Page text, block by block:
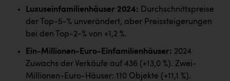
Karin Liedl
KEBA
KIWI Kinderwunsch Institut Dr. Loimer
KLIPP Frisör
Luxuseinfamilienhäuser 2024: Durchschnittspreise
der Top-5-% unverändert, aber Preissteigerungen
bei den Top-2-% von +1,2 %.
Ein-Millionen-Euro-Einfamilienhäuser: 2024
Zuwachs der Verkäufe auf 436 (+13,0 %). Zwei-
Millionen-Euro-Häuser: 110 Objekte (+11,1 %).